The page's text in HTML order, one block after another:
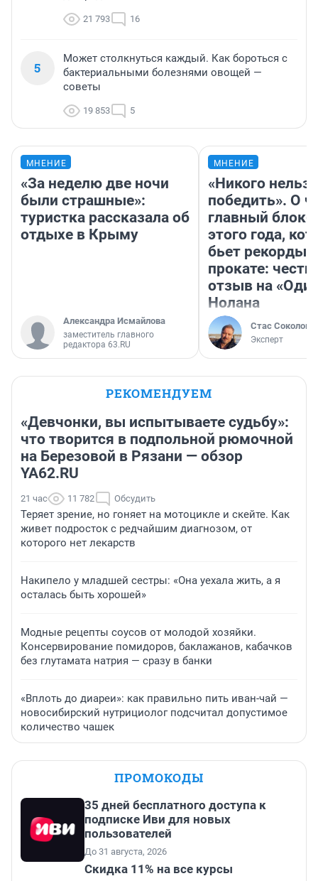
21 793 16
5
Может столкнуться каждый. Как бороться с
бактериальными болезнями овощей —
советы
19 853 5
МНЕНИЕ
«За неделю две ночи
были страшные»:
туристка рассказала об
отдыхе в Крыму
Александра Исмайлова
заместитель главного
редактора 63.RU
МНЕНИЕ
«Никого нельзя
победить». О
главный
этого года,
бьет рекорды в
прокате:
отзыв на
Нолана
Стас Соколов
Эксперт
РЕКОМЕНДУЕМ
«Девчонки, вы испытываете судьбу»:
что творится в подпольной рюмочной
на Березовой в Рязани — обзор
YA62.RU
21 час 11 782 Обсудить
Теряет зрение, но гоняет на мотоцикле и скейте. Как
живет подросток с редчайшим диагнозом, от
которого нет лекарств
Накипело у младшей сестры: «Она уехала жить, а я
осталась быть хорошей»
Модные рецепты соусов от молодой хозяйки.
Консервирование помидоров, баклажанов, кабачков
без глутамата натрия — сразу в банки
«Вплоть до диареи»: как правильно пить иван-чай —
новосибирский нутрициолог подсчитал допустимое
количество чашек
ПРОМОКОДЫ
35 дней бесплатного доступа к
подписке Иви для новых
пользователей
До 31 августа, 2026
Скидка 11% на все курсы